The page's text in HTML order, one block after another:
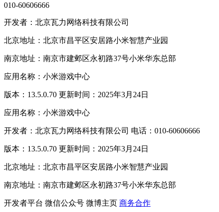
010-60606666
开发者：北京瓦力网络科技有限公司
北京地址：北京市昌平区安居路小米智慧产业园
南京地址：南京市建邺区永初路37号小米华东总部
应用名称：小米游戏中心
版本：13.5.0.70 更新时间：2025年3月24日
应用名称：小米游戏中心
开发者：北京瓦力网络科技有限公司 电话：010-60606666
版本：13.5.0.70 更新时间：2025年3月24日
北京地址：北京市昌平区安居路小米智慧产业园
南京地址：南京市建邺区永初路37号小米华东总部
开发者平台 微信公众号 微博主页 商务合作